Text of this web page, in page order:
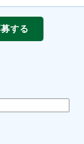
する